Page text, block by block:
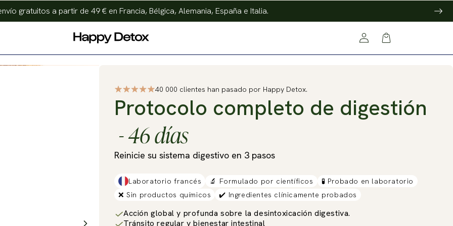
gratuitos a partir de 49 € en Francia, Bélgica, Alemania, España e Italia.
Conexión Cesta
40 000 clientes han pasado por Happy Detox.
Protocolo completo de digestión
- 46 días
Reinicie su sistema digestivo en 3 pasos
Laboratorio francés 🔬 Formulado por científicos
🧪 Probado en laboratorio
❌ Sin productos químicos ✔️ Ingredientes clínicamente probados
Acción global y profunda sobre la desintoxicación digestiva.
Tránsito regular y bienestar intestinal